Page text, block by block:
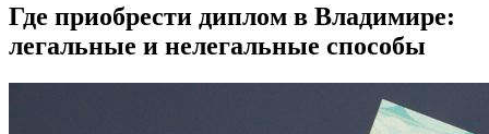
Где приобрести диплом в Владимире:
легальные и нелегальные способы